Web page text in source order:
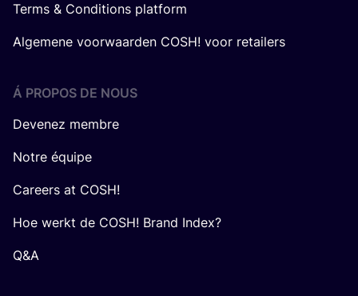
Terms & Conditions platform
Algemene voorwaarden COSH! voor retailers
Á PROPOS DE NOUS
Devenez membre
Notre équipe
Careers at COSH!
Hoe werkt de COSH! Brand Index?
Q&A